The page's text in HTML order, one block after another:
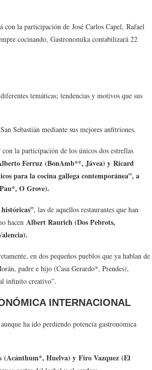
con la participación de José Carlos Capel, Rafael
cocinando, Gastronomika contabilizará 22
temáticas; tendencias y motivos que sus
Sebastián mediante sus mejores anfitriones.
con la participación de los únicos dos estrellas
Ferruz (BonAmb**, Jávea) y Ricard
para la cocina gallega contemporánea”, a
O Grove).
, las de aquellos restaurantes que han
hacen Albert Raurich (Dos Pebrots,
en dos pequeños pueblos que ya hablan de
padre e hijo (Casa Gerardo*, Prendes),
infinito creativo”.
INTERNACIONAL
ha ido perdiendo potencia gastronómica
(Acánthum*, Huelva) y Firo Vazquez (El